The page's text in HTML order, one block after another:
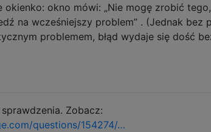
okienko: okno mówi: „Nie mogę zrobić
na wcześniejszy problem” . (Jednak bez
problemem, błąd wydaje się dość
Zobacz:
questions/154274/…